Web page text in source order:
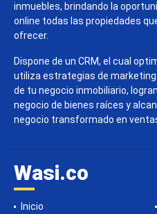
inmuebles, brindando la
online todas las propiedades
ofrecer.
Dispone de un CRM, el cual
utiliza estrategias de
de tu negocio inmobiliario,
negocio de bienes raíces y
negocio transformado en
Wasi.co
Inicio